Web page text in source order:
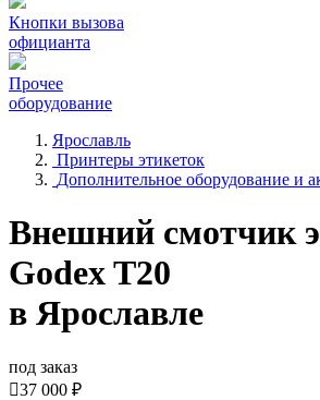
Кнопки вызова
официанта
Прочее
оборудование
Ярославль
Принтеры этикеток
Дополнительное оборудование и
Внешний смотчик
Godex T20
в Ярославле
под заказ
37 000 ₽